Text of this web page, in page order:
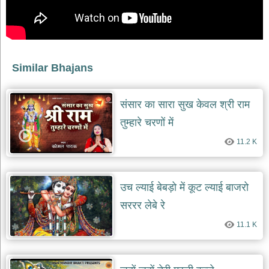
bhajans
गुरुदेव
gurudev
bhajans
विविध
भजन
miscellaneous
bhajans
विष्णु
भजन
vishnu
bhajans
बाबा
बालक
नाथ
भजन
balak
nath
Similar Bhajans
संसार का सारा सुख केवल श्री राम
तुम्हारे चरणों में
11.2 K
उच ल्याई बेबड़ो में कूट ल्याई बाजरो
सररर लेबे रे
11.1 K